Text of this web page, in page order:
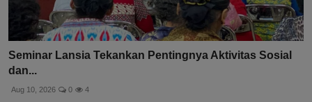
Seminar Lansia Tekankan Pentingnya Aktivitas Sosial
dan...
Aug 10, 2026 0 4